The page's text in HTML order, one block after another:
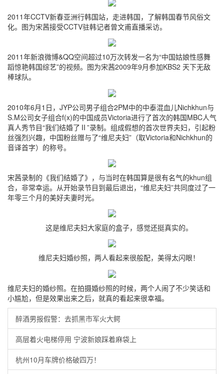
2011年CCTV新春亚洲行韩国站，走进韩国，了解韩国春节风俗文
化。图为宋茜接受CCTV驻韩记者曾文甫直播采访。
2011年新浪微博&QQ空间超过10万次转发一名为“中国姑娘性感舞
蹈惊艳韩国综艺”的视频。图为宋茜2009年9月参加KBS2 天下无敌
棒球队。
2010年6月1日，JYP公司男子组合2PM中的中泰混血儿Nichkhun与
S.M公司女子组合f(x)的中国成员Victoria进行了首次的韩国MBC人气
真人秀节目“我们结婚了Ⅱ”录制。组成假想的首次世界夫妇，引起粉
丝强烈兴趣，中国粉丝赠与了“维尼夫妇”（取Victoria和Nichkhun的
音译首字）的称号。
宋茜录制的《我们结婚了》，与当时在韩国算是很有名气的khun组
合，非常幸运。从开始录节目到最后退出，“维尼夫妇”共同度过了一
年零三个月的美好夫妻时光。
这是维尼夫妇大家庭的盒子，感觉还挺真实的。
维尼夫妇婚纱照，两人看起来很般配，美得太闪眼！
维尼夫妇的婚纱照。在拍摄婚纱照的时候，两个人闹了不少笑话和
小尴尬，但是效果出来之后，就真的看起来很幸福。
醉酒男报假警：去抓黑市军火大鳄
高层着火电梯停用 宁波新娘踩着麻袋上
杭州10月车牌价格破四万！